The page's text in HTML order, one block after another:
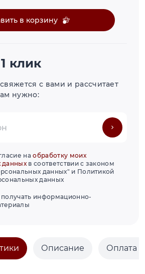
в корзину
клик
с вами и рассчитает
нужно:
наобработку моих
данныхв соответствии с законом
данных" и Политикой
данных
информационно-
Описание Оплата